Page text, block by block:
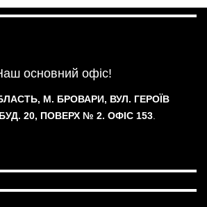
основний офіс!
М. БРОВАРИ, ВУЛ. ГЕРОЇВ
20, ПОВЕРХ № 2. ОФІС 153.